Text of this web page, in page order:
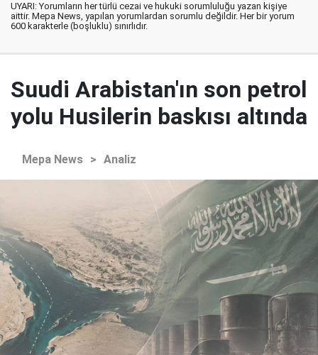
UYARI: Yorumların her türlü cezai ve hukuki sorumluluğu yazan kişiye
aittir. Mepa News, yapılan yorumlardan sorumlu değildir. Her bir yorum
600 karakterle (boşluklu) sınırlıdır.
Suudi Arabistan'ın son petrol
yolu Husilerin baskısı altında
Mepa News > Analiz